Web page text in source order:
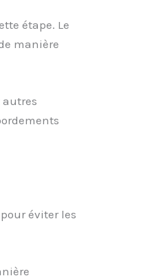
étape. Le
manière
éviter les